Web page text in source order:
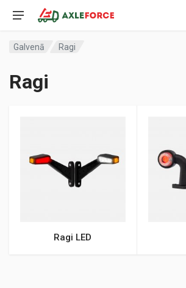
Galvenā Ragi
Ragi
Ragi LED